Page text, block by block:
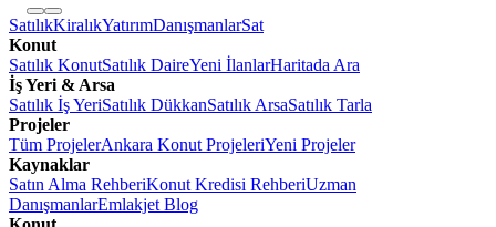
SatılıkKiralıkYatırımDanışmanlarSat
Konut
Satılık KonutSatılık DaireYeni İlanlarHaritada Ara
İş Yeri & Arsa
Satılık İş YeriSatılık DükkanSatılık ArsaSatılık Tarla
Projeler
Tüm ProjelerAnkara Konut ProjeleriYeni Projeler
Kaynaklar
Satın Alma RehberiKonut Kredisi RehberiUzman
DanışmanlarEmlakjet Blog